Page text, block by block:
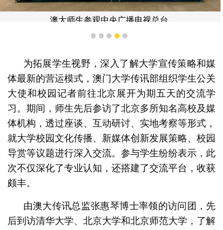
澳大师生参观中央广播电视总台
1 2 3 4 5
为拓展学生视野，深入了解大学宣传策略和媒
体最新的营运模式，澳门大学传讯部组织学生公关
大使和校园记者前往北京展开为期五天的交流学
习。期间，师生先后参访了北京多所知名高校及媒
体机构，透过座谈、互动研讨、实地考察等形式，
就大学校园文化传播、新媒体创新发展策略、校园
导赏等议题进行深入交流。参与学生纷纷表示，此
次不仅深化了专业认知，还搭建了交流平台，收获
颇丰。
由澳大传讯总监张惠琴博士率领的访问团，先
后到访清华大学、北京大学和北京师范大学，了解